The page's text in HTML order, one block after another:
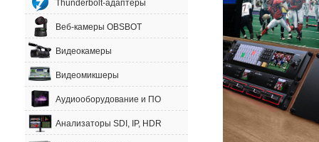
Thunderbolt-адаптеры
Веб-камеры OBSBOT
Видеокамеры
Видеомикшеры
Аудиооборудование и ПО
Анализаторы SDI, IP, HDR